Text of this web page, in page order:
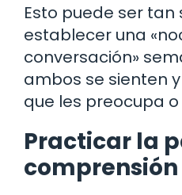
Esto puede ser
establecer una
conversación»
ambos se sienten
que les preocupa
Practicar la
comprensión